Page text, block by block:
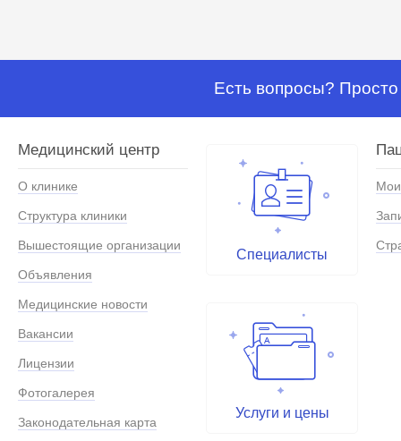
Есть вопросы?
Медицинский центр
О клинике
Структура клиники
Вышестоящие организации
Объявления
Медицинские новости
Вакансии
Лицензии
Фотогалерея
Законодательная карта
Специалисты
Услуги и цены